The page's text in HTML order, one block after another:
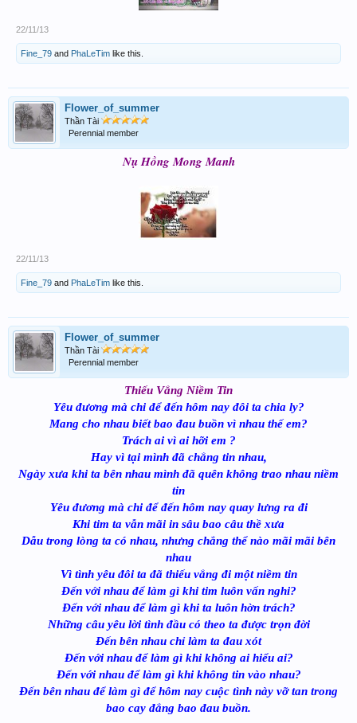
22/11/13
Fine_79 and PhaLeTim like this.
Flower_of_summer
Thần Tài
Perennial member
Nụ Hồng Mong Manh
22/11/13
Fine_79 and PhaLeTim like this.
Flower_of_summer
Thần Tài
Perennial member
Thiếu Vắng Niềm Tin
Yêu đương mà chi để đến hôm nay đôi ta chia ly?
Mang cho nhau biết bao đau buồn vì nhau thế em?
Trách ai vì ai hỡi em ?
Hay vì tại mình đã chẳng tin nhau,
Ngày xưa khi ta bên nhau mình đã quên không trao nhau niềm
tin
Yêu đương mà chi để đến hôm nay quay lưng ra đi
Khi tim ta vẫn mãi in sâu bao câu thề xưa
Dẫu trong lòng ta có nhau, nhưng chẳng thể nào mãi mãi bên
nhau
Vì tình yêu đôi ta đã thiếu vắng đi một niềm tin
Đến với nhau để làm gì khi tim luôn vấn nghi?
Đến với nhau để làm gì khi ta luôn hờn trách?
Những câu yêu lời tình đầu có theo ta được trọn đời
Đến bên nhau chỉ làm ta đau xót
Đến với nhau để làm gì khi không ai hiểu ai?
Đến với nhau để làm gì khi không tin vào nhau?
Đến bên nhau để làm gì để hôm nay cuộc tình này vỡ tan trong
bao cay đắng bao đau buồn.